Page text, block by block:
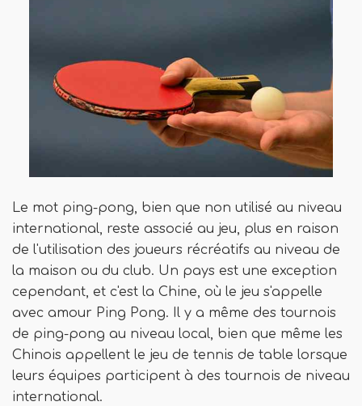
Le mot ping-pong, bien que non utilisé au niveau
international, reste associé au jeu, plus en raison
de l'utilisation des joueurs récréatifs au niveau de
la maison ou du club. Un pays est une exception
cependant, et c'est la Chine, où le jeu s'appelle
avec amour Ping Pong. Il y a même des tournois
de ping-pong au niveau local, bien que même les
Chinois appellent le jeu de tennis de table lorsque
leurs équipes participent à des tournois de niveau
international.